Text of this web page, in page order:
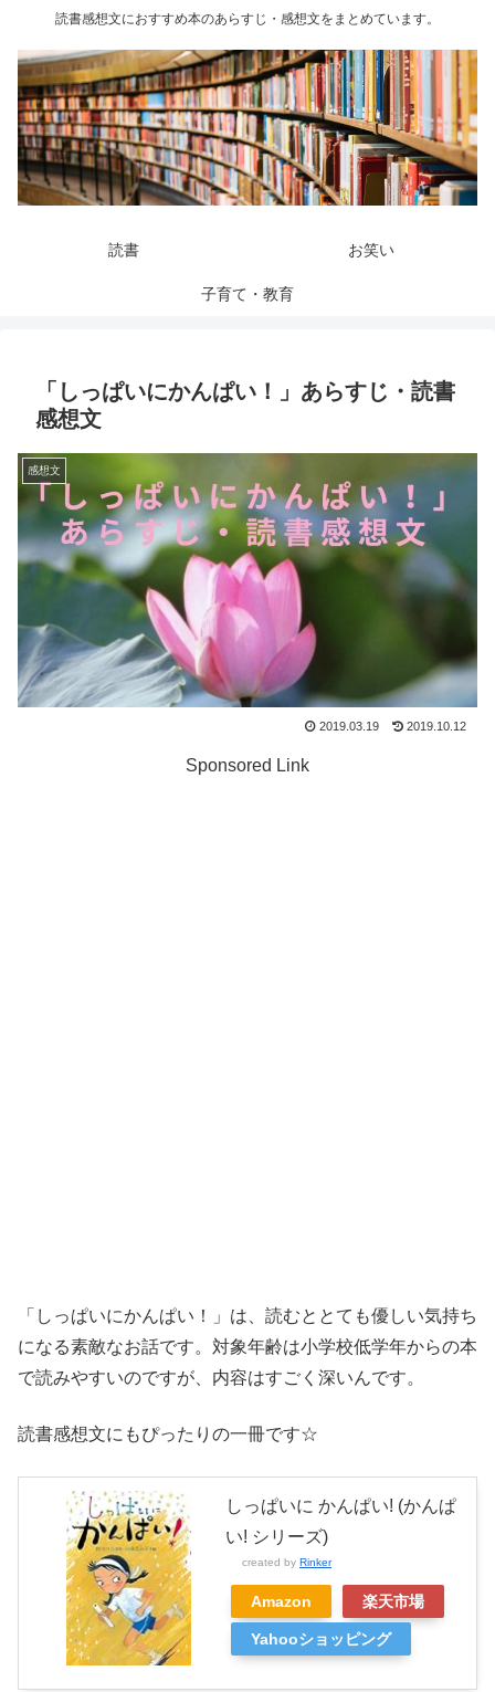
読書感想文におすすめ本のあらすじ・感想文をまとめています。
読書 お笑い
子育て・教育
「しっぱいにかんぱい！」あらすじ・読書
感想文
感想文
2019.03.19 2019.10.12
Sponsored Link
「しっぱいにかんぱい！」は、読むととても優しい気持ち
になる素敵なお話です。対象年齢は小学校低学年からの本
で読みやすいのですが、内容はすごく深いんです。
読書感想文にもぴったりの一冊です☆
しっぱいに かんぱい! (かんぱ
い! シリーズ)
created by Rinker
Amazon 楽天市場
Yahooショッピング